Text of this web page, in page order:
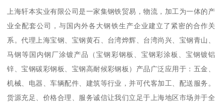
上海轩本实业有限公司是一家集钢铁贸易，物流，加工为一体的产
业全配套公司，与国内外各大钢铁生产企业建立了紧密的合作关
系。代理上海宝钢、宝钢黄石、台湾烨辉、台湾尚兴、宝钢青山、
马钢等国内钢厂涂镀产品（宝钢彩钢板、宝钢彩涂板、宝钢镀铝
锌、宝钢碳彩钢板、宝钢高耐候彩钢板）产品广泛应用于：五金、
机械、电器、车辆配件、建筑等行业，并可代客加工、配送服务。
货源充足、价格合理、服务诚信让我们立足于上海地区市场并于全